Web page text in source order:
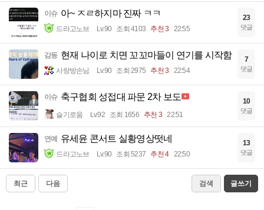
이슈 아~ ㅈㄹ하지마 진짜 ㅋㅋ
드라고노브 Lv.90 조회 4103 추천 3 22:55
23
댓글
감동 현재 나이로 치면 꼬꼬마들이 연기를 시작함
사랑방손님 Lv.90 조회 2975 추천 3 22:54
7
댓글
이슈 축구협회 성접대 파문 2차 보도
슬기로움 Lv.92 조회 1656 추천 3 22:51
10
댓글
연예 유세윤 콘서트 실황영상떳네
드라고노브 Lv.90 조회 5237 추천 4 22:50
13
댓글
최근 다음 검색 글쓰기